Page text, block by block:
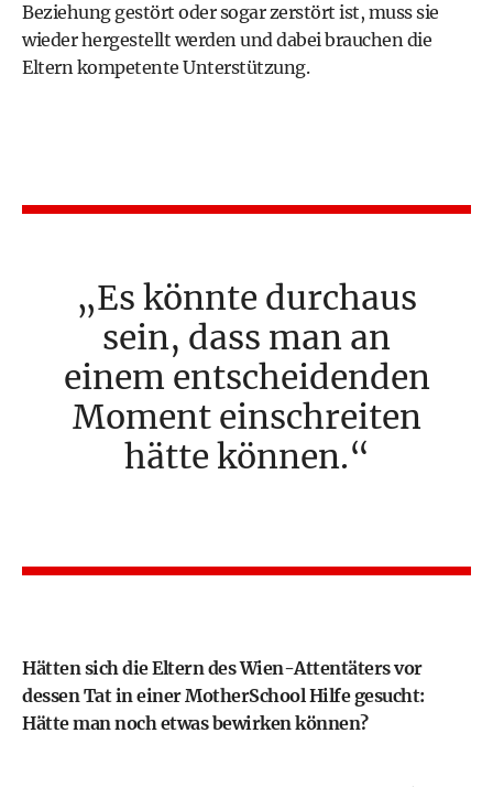
Beziehung gestört oder sogar zerstört ist, muss sie
wieder hergestellt werden und dabei brauchen die
Eltern kompetente Unterstützung.
Es könnte durchaus
sein, dass man an
einem entscheidenden
Moment einschreiten
hätte können.
Hätten sich die Eltern des Wien-Attentäters vor
dessen Tat in einer MotherSchool Hilfe gesucht:
Hätte man noch etwas bewirken können?